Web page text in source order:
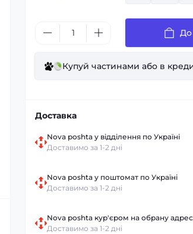
До
Купуй частинами або в
Доставка
Nova poshta у відділення по Україні
Доставимо за 1-2 дні
Nova poshta у поштомат по Україні
Доставимо за 1-2 дні
Nova poshta кур'єром на обрану
Доставимо за 1-2 дні